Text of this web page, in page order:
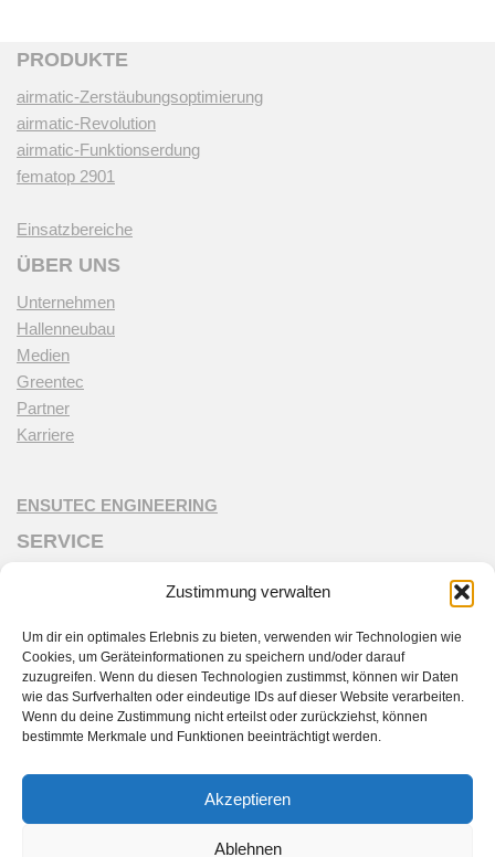
Zustimmung verwalten
Um dir ein optimales Erlebnis zu bieten, verwenden wir Technologien wie
Cookies, um Geräteinformationen zu speichern und/oder darauf
zuzugreifen. Wenn du diesen Technologien zustimmst, können wir Daten
wie das Surfverhalten oder eindeutige IDs auf dieser Website verarbeiten.
Wenn du deine Zustimmung nicht erteilst oder zurückziehst, können
bestimmte Merkmale und Funktionen beeinträchtigt werden.
Akzeptieren
Ablehnen
PRODUKTE
airmatic-Zerstäubungsoptimierung
airmatic-Revolution
airmatic-Funktionserdung
fematop 2901
Einsatzbereiche
ÜBER UNS
Unternehmen
Hallenneubau
Medien
Greentec
Partner
Karriere
ENSUTEC ENGINEERING
SERVICE
Schulung & Wartung
Personaltraining
Ersatzteile
Förderprogramme
DIALOG
Kontakt